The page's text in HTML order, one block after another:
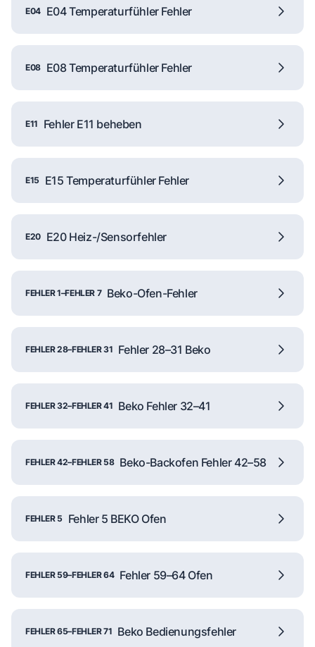
E04 E04 Temperaturfühler Fehler
E08 E08 Temperaturfühler Fehler
E11 Fehler E11 beheben
E15 E15 Temperaturfühler Fehler
E20 E20 Heiz-/Sensorfehler
FEHLER 1–FEHLER 7 Beko-Ofen-Fehler
FEHLER 28–FEHLER 31 Fehler 28–31 Beko
FEHLER 32–FEHLER 41 Beko Fehler 32–41
FEHLER 42–FEHLER 58 Beko-Backofen Fehler 42–58
FEHLER 5 Fehler 5 BEKO Ofen
FEHLER 59–FEHLER 64 Fehler 59–64 Ofen
FEHLER 65–FEHLER 71 Beko Bedienungsfehler